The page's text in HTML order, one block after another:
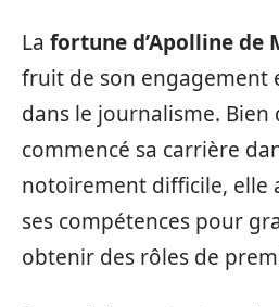
La fortune d’Apolline de
fruit de son engagement
dans le journalisme. Bien
commencé sa carrière
notoirement difficile, elle
ses compétences pour
obtenir des rôles de